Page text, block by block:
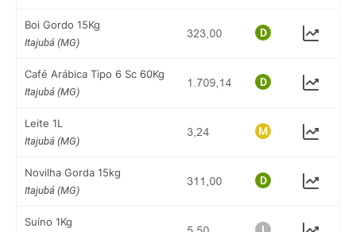
Boi Gordo 15Kg
Itajubá (MG)
Café Arábica Tipo 6 Sc 60Kg
Itajubá (MG)
Leite 1L
Itajubá (MG)
Novilha Gorda 15kg
Itajubá (MG)
Suíno 1Kg